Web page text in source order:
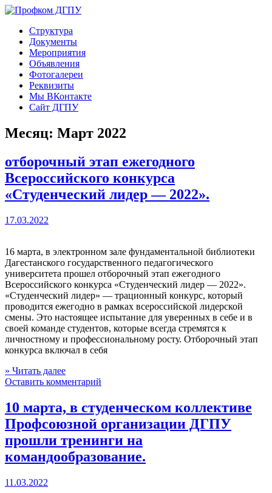
Перейти
содержимому
Профком ДГПУ
Официальный сайт профсоюзной организации
Структура
Документы
Мероприятия
Объявления
Фотогалереи
Реквизиты
Мы ВКонтакте
Сайт ДГПУ
Месяц: Март 2022
отборочный этап ежегодного
Всероссийского конкурса
«Студенческий лидер — 2022».
17.03.2022
16 марта, в электронном зале фундаментальной библиотеки
Дагестанского государственного педагогического
университета прошел отборочный этап ежегодного
Всероссийского конкурса «Студенческий лидер — 2022».
«Студенческий лидер» — трационный конкурс, который
проводится ежегодно в рамках всероссийской лидерской
смены. Это настоящее испытание для уверенных в себе и в
своей команде студентов, которые всегда стремятся к
личностному и профессиональному росту. Отборочный этап
конкурса включал в себя
» Читать далее
Оставить комментарий
10 марта, в студенческом коллективе
Профсоюзной организации ДГПУ
прошли тренинги на
командообразование.
11.03.2022